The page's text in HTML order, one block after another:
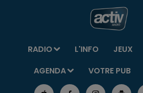
RADIO L'INFO JEUX
AGENDA
VOTRE PUB